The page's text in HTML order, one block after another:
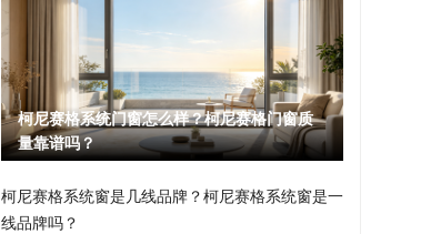
柯尼赛格系统门窗怎么样？柯尼赛格门窗质
量靠谱吗？
柯尼赛格系统窗是几线品牌？柯尼赛格系统窗是一
线品牌吗？